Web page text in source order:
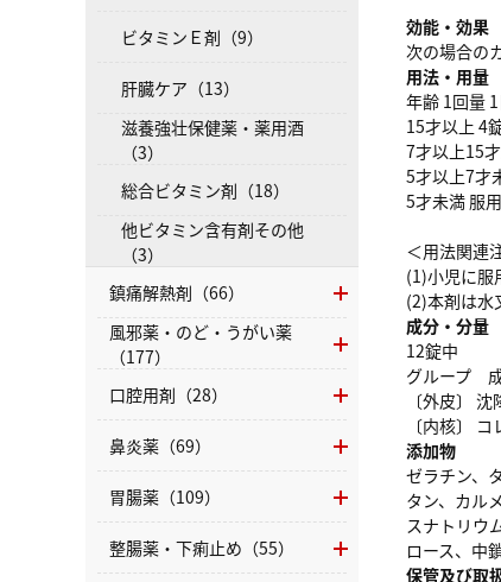
効能・効果
次の場合の
用法・用量
年齢 1回量
15才以上 4
7才以上15
5才以上7才
5才未満 服
＜用法関連
(1)小児に服
(2)本剤は水
成分・分量
12錠中
グループ
〔外皮〕
〔内核〕
添加物
ゼラチン、
タン、カル
スナトリウ
ロース、中
保管及び取
ビタミンＥ剤（9）
肝臓ケア（13）
滋養強壮保健薬・薬用酒
（3）
総合ビタミン剤（18）
他ビタミン含有剤その他
（3）
鎮痛解熱剤（66）
風邪薬・のど・うがい薬
（177）
口腔用剤（28）
鼻炎薬（69）
胃腸薬（109）
整腸薬・下痢止め（55）